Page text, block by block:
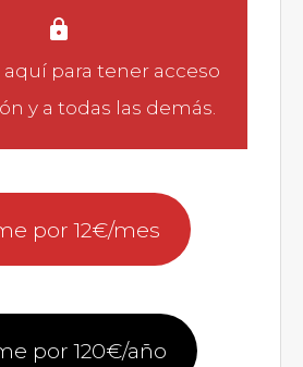
aquí para tener acceso
y a todas las demás.
por 12€/mes
por 120€/año